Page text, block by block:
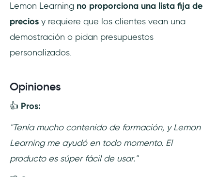
Lemon Learning no proporciona una lista fija de
precios y requiere que los clientes vean una
demostración o pidan presupuestos
personalizados.
Opiniones
👍 Pros:
"Tenía mucho contenido de formación, y Lemon
Learning me ayudó en todo momento. El
producto es súper fácil de usar."